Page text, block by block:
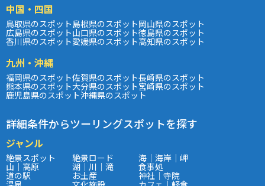
中国・四国
鳥取県のスポット島根県のスポット岡山県のスポット
広島県のスポット山口県のスポット徳島県のスポット
香川県のスポット愛媛県のスポット高知県のスポット
九州・沖縄
福岡県のスポット佐賀県のスポット長崎県のスポット
熊本県のスポット大分県のスポット宮崎県のスポット
鹿児島県のスポット沖縄県のスポット
詳細条件からツーリングスポットを探す
ジャンル
絶景スポット 絶景ロード 海｜海岸｜岬
山｜高原 湖｜川｜滝 食事処
道の駅 お土産 神社｜寺院